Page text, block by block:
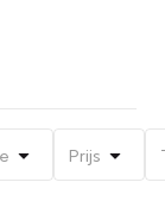
Prijs